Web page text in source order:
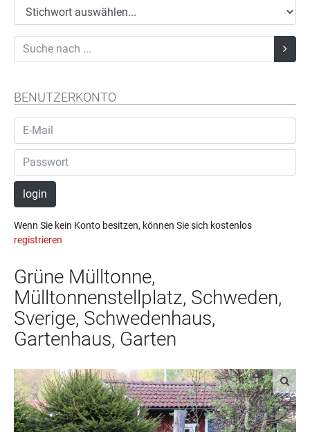
BENUTZERKONTO
login
Wenn Sie kein Konto besitzen, können Sie sich kostenlos
registrieren
Grüne Mülltonne,
Mülltonnenstellplatz, Schweden,
Sverige, Schwedenhaus,
Gartenhaus, Garten